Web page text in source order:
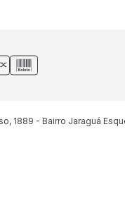
1889 - Bairro Jaraguá